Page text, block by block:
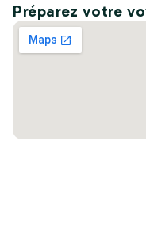
Préparez votre